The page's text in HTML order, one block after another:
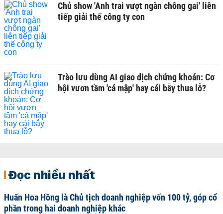
Chủ show 'Anh trai vượt ngàn chông gai' liên
tiếp giải thế công ty con
Trào lưu dùng AI giao dịch chứng khoán: Cơ
hội vươn tầm 'cá mập' hay cái bẫy thua lỗ?
Đọc nhiều nhất
Huấn Hoa Hồng là Chủ tịch doanh nghiệp vốn 100 tỷ, góp cổ
phần trong hai doanh nghiệp khác